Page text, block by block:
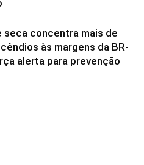
seca concentra mais de
às margens da BR-
alerta para prevenção